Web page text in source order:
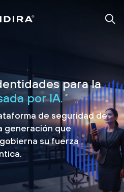
para la
por IA.
de seguridad de
generación que
gobierna su fuerza